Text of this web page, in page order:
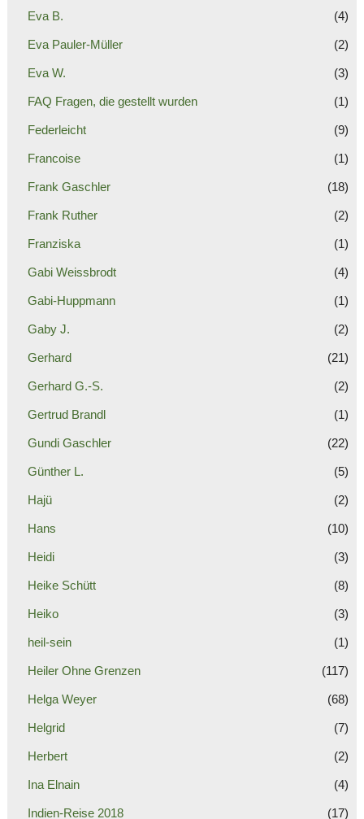
Eva B. (4)
Eva Pauler-Müller (2)
Eva W. (3)
FAQ Fragen, die gestellt wurden (1)
Federleicht (9)
Francoise (1)
Frank Gaschler (18)
Frank Ruther (2)
Franziska (1)
Gabi Weissbrodt (4)
Gabi-Huppmann (1)
Gaby J. (2)
Gerhard (21)
Gerhard G.-S. (2)
Gertrud Brandl (1)
Gundi Gaschler (22)
Günther L. (5)
Hajü (2)
Hans (10)
Heidi (3)
Heike Schütt (8)
Heiko (3)
heil-sein (1)
Heiler Ohne Grenzen (117)
Helga Weyer (68)
Helgrid (7)
Herbert (2)
Ina Elnain (4)
Indien-Reise 2018 (17)